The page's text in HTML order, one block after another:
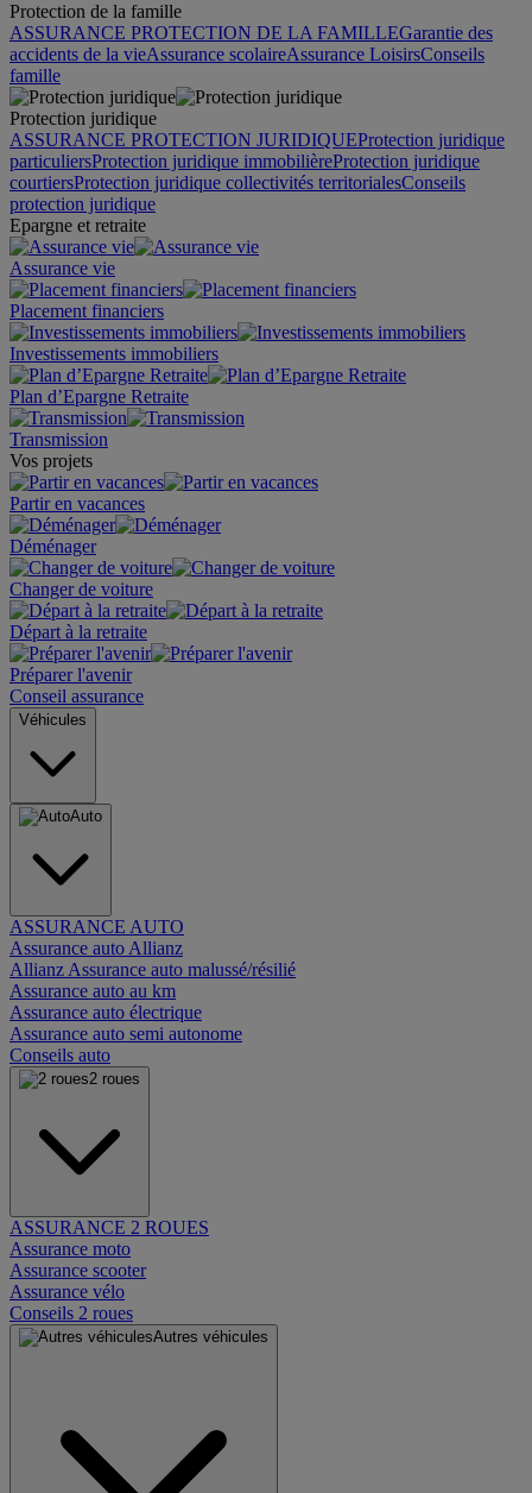
Protection de la famille
ASSURANCE PROTECTION DE LA FAMILLEGarantie des
accidents de la vieAssurance scolaireAssurance LoisirsConseils
famille
Protection juridique
ASSURANCE PROTECTION JURIDIQUEProtection juridique
particuliersProtection juridique immobilièreProtection juridique
courtiersProtection juridique collectivités territorialesConseils
protection juridique
Epargne et retraite
Assurance vie
Placement financiers
Investissements immobiliers
Plan d’Epargne Retraite
Transmission
Vos projets
Partir en vacances
Déménager
Changer de voiture
Départ à la retraite
Préparer l'avenir
Conseil assurance
Véhicules
Auto
ASSURANCE AUTO
Assurance auto Allianz
Allianz Assurance auto malussé/résilié
Assurance auto au km
Assurance auto électrique
Assurance auto semi autonome
Conseils auto
2 roues
ASSURANCE 2 ROUES
Assurance moto
Assurance scooter
Assurance vélo
Conseils 2 roues
Autres véhicules